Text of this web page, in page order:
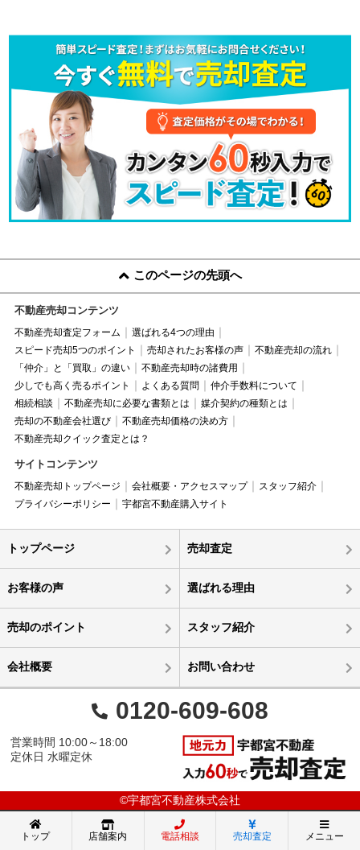
このページの先頭へ
不動産売却コンテンツ
不動産売却査定フォーム
選ばれる4つの理由
スピード売却5つのポイント
売却されたお客様の声
不動産売却の流れ
「仲介」と「買取」の違い
不動産売却時の諸費用
少しでも高く売るポイント
よくある質問
仲介手数料について
相続相談
不動産売却に必要な書類とは
媒介契約の種類とは
売却の不動産会社選び
不動産売却価格の決め方
不動産売却クイック査定とは？
サイトコンテンツ
不動産売却トップページ 会社概要・アクセスマップ
スタッフ紹介
プライバシーポリシー
宇都宮不動産購入サイト
トップページ 売却査定
お客様の声 選ばれる理由
売却のポイント スタッフ紹介
会社概要 お問い合わせ
0120-609-608
営業時間 10:00～18:00
定休日 水曜定休
©宇都宮不動産株式会社
トップ 店舗案内 電話相談 売却査定 メニュー